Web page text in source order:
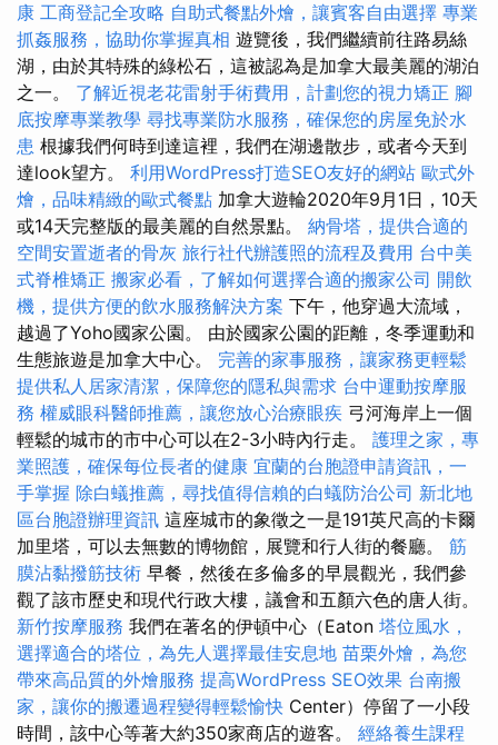
康 工商登記全攻略 自助式餐點外燴，讓賓客自由選擇 專業
抓姦服務，協助你掌握真相 遊覽後，我們繼續前往路易絲
湖，由於其特殊的綠松石，這被認為是加拿大最美麗的湖泊
之一。 了解近視老花雷射手術費用，計劃您的視力矯正 腳
底按摩專業教學 尋找專業防水服務，確保您的房屋免於水
患 根據我們何時到達這裡，我們在湖邊散步，或者今天到
達look望方。 利用WordPress打造SEO友好的網站 歐式外
燴，品味精緻的歐式餐點 加拿大遊輪2020年9月1日，10天
或14天完整版的最美麗的自然景點。 納骨塔，提供合適的
空間安置逝者的骨灰 旅行社代辦護照的流程及費用 台中美
式脊椎矯正 搬家必看，了解如何選擇合適的搬家公司 開飲
機，提供方便的飲水服務解決方案 下午，他穿過大流域，
越過了Yoho國家公園。 由於國家公園的距離，冬季運動和
生態旅遊是加拿大中心。 完善的家事服務，讓家務更輕鬆
提供私人居家清潔，保障您的隱私與需求 台中運動按摩服
務 權威眼科醫師推薦，讓您放心治療眼疾 弓河海岸上一個
輕鬆的城市的市中心可以在2-3小時內行走。 護理之家，專
業照護，確保每位長者的健康 宜蘭的台胞證申請資訊，一
手掌握 除白蟻推薦，尋找值得信賴的白蟻防治公司 新北地
區台胞證辦理資訊 這座城市的象徵之一是191英尺高的卡爾
加里塔，可以去無數的博物館，展覽和行人街的餐廳。 筋
膜沾黏撥筋技術 早餐，然後在多倫多的早晨觀光，我們參
觀了該市歷史和現代行政大樓，議會和五顏六色的唐人街。
新竹按摩服務 我們在著名的伊頓中心（Eaton 塔位風水，
選擇適合的塔位，為先人選擇最佳安息地 苗栗外燴，為您
帶來高品質的外燴服務 提高WordPress SEO效果 台南搬
家，讓你的搬遷過程變得輕鬆愉快 Center）停留了一小段
時間，該中心等著大約350家商店的遊客。 經絡養生課程